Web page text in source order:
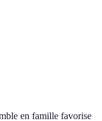
en famille favorise